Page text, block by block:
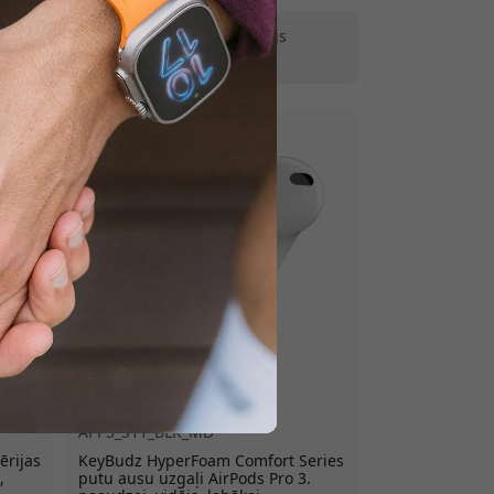
aproce | Atslēgu gredzena turētājs
austiņām AirPods
APP3_S11_BLK_MD
KeyBudz HyperFoam Comfort Series
putu ausu uzgaļi AirPods Pro 3.
atlaidi.